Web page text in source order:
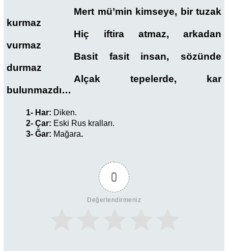
Mert mü’min kimseye, bir tuzak
kurmaz
Hiç iftira atmaz, arkadan
vurmaz
Basit fasit insan, sözünde
durmaz
Alçak tepelerde, kar
bulunmazdı…
1- Har: Diken.
2- Çar: Eski Rus kralları.
3- Ğar: Mağara.
0
Değerlendirmeniz